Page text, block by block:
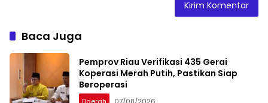
Baca Juga
Pemprov Riau Verifikasi 435 Gerai
Koperasi Merah Putih, Pastikan Siap
Beroperasi
Daerah 07/08/2026